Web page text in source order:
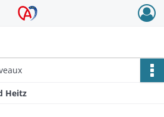
Alsace - Colmar
Heitz